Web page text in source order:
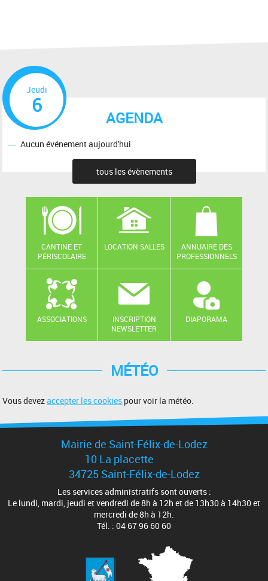
AGENDA
Jeudi
6
Aucun événement aujourd'hui
tous les évènements
CANTINE ET
PÉRISCOLAIRE
LOCATION SALLES
ANNUAIRE DES
PROFESSIONNELS
ASSOCIATIONS
INSCRIPTION
NEWSLETTER
DIAPORAMA
MÉTÉO
Vous devezaccepter les cookies pour voir la météo.
Mairie de Saint-Félix-de-Lodez
10 La placette
34725 Saint-Félix-de-Lodez
Les services administratifs sont ouverts :
Le lundi, mardi, jeudi et vendredi de 8h à 12h et de 13h30 à 14h30 et
mercredi de 8h à 12h.
Tél. : 04 67 96 60 60